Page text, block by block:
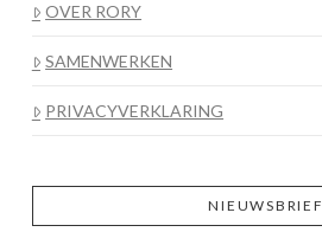
OVER RORY
SAMENWERKEN
PRIVACYVERKLARING
NIEUWSBRIEF